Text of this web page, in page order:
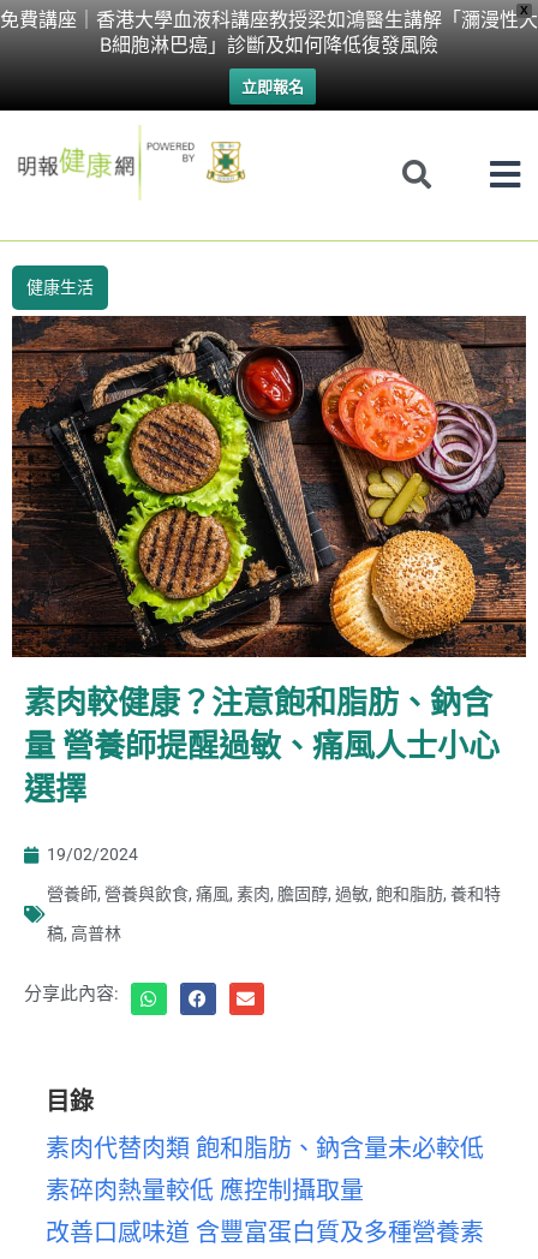
X
免費講座｜香港大學血液科講座教授梁如鴻醫生講解「瀰漫性大
B細胞淋巴癌」診斷及如何降低復發風險
立即報名
Skip
健康生活
素肉較健康？注意飽和脂肪、鈉含
量 營養師提醒過敏、痛風人士小心
選擇
19/02/2024
營養師, 營養與飲食, 痛風, 素肉, 膽固醇, 過敏, 飽和脂肪, 養和特
稿, 高普林
分享此內容:
目錄
素肉代替肉類 飽和脂肪、鈉含量未必較低
素碎肉熱量較低 應控制攝取量
改善口感味道 含豐富蛋白質及多種營養素